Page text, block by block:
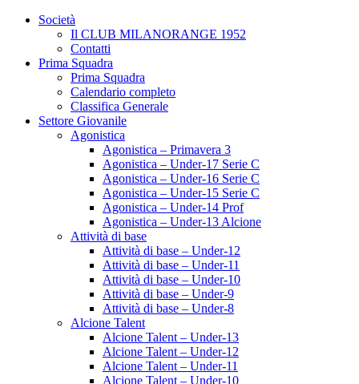
Società
Il CLUB MILANORANGE 1952
Contatti
Prima Squadra
Prima Squadra
Calendario completo
Classifica Generale
Settore Giovanile
Agonistica
Agonistica – Primavera 3
Agonistica – Under-17 Serie C
Agonistica – Under-16 Serie C
Agonistica – Under-15 Serie C
Agonistica – Under-14 Prof
Agonistica – Under-13 Alcione
Attività di base
Attività di base – Under-12
Attività di base – Under-11
Attività di base – Under-10
Attività di base – Under-9
Attività di base – Under-8
Alcione Talent
Alcione Talent – Under-13
Alcione Talent – Under-12
Alcione Talent – Under-11
Alcione Talent – Under-10